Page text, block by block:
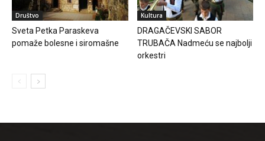
Društvo
Sveta Petka Paraskeva
pomaže bolesne i siromašne
Kultura
DRAGAČEVSKI SABOR
TRUBAČA Nadmeću se najbolji
orkestri